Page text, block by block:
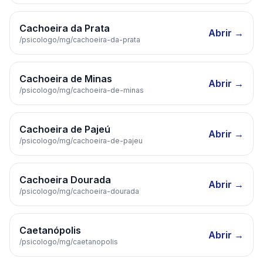
Cachoeira da Prata
/psicologo/mg/cachoeira-da-prata
Abrir →
Cachoeira de Minas
/psicologo/mg/cachoeira-de-minas
Abrir →
Cachoeira de Pajeú
/psicologo/mg/cachoeira-de-pajeu
Abrir →
Cachoeira Dourada
/psicologo/mg/cachoeira-dourada
Abrir →
Caetanópolis
/psicologo/mg/caetanopolis
Abrir →